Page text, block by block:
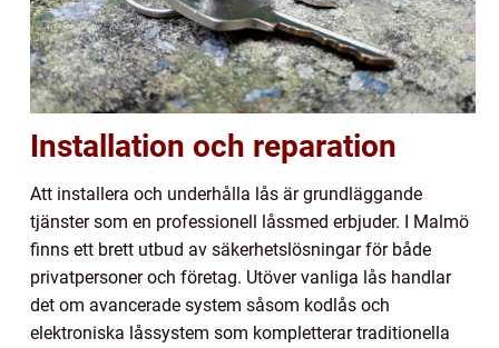
Installation och reparation
Att installera och underhålla lås är grundläggande
tjänster som en professionell låssmed erbjuder. I Malmö
finns ett brett utbud av säkerhetslösningar för både
privatpersoner och företag. Utöver vanliga lås handlar
det om avancerade system såsom kodlås och
elektroniska låssystem som kompletterar traditionella